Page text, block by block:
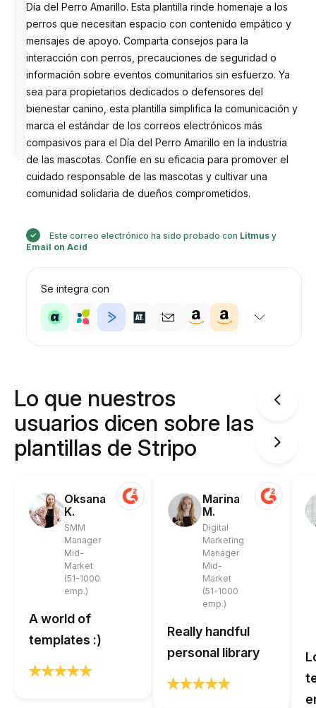
Diseñado
por
Anastasiia
Día del Perro Amarillo. Esta plantilla rinde homenaje a los
perros que necesitan espacio con contenido empático y
mensajes de apoyo. Comparta consejos para la
interacción con perros, precauciones de seguridad o
información sobre eventos comunitarios sin esfuerzo. Ya
sea para propietarios dedicados o defensores del
bienestar canino, esta plantilla simplifica la comunicación y
marca el estándar de los correos electrónicos más
compasivos para el Día del Perro Amarillo en la industria
de las mascotas. Confíe en su eficacia para promover el
cuidado responsable de las mascotas y cultivar una
comunidad solidaria de dueños comprometidos.
Este correo electrónico ha sido probado con Litmus y
Email on Acid
Se integra con
Lo que nuestros
usuarios dicen sobre las
plantillas de Stripo
Oksana
K.
SMM
Manager
Mid-
Market
(51-1000
emp.)
A world of
templates :)
Marina
M.
Digital
Marketing
Manager
Mid-
Market
(51-1000
emp.)
Really handful
personal library